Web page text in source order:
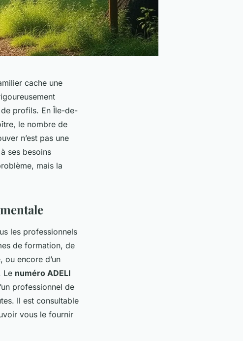
cache une
profils. En Île-de-
le nombre de
n’est pas une
ses besoins
mais la
les professionnels
de formation, de
ou encore d’un
Le numéro ADELI
professionnel de
Il est consultable
vous le fournir